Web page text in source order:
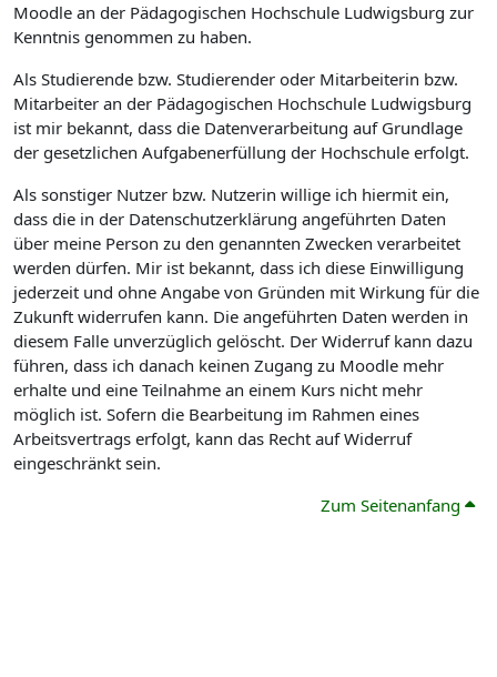
Moodle an der Pädagogischen Hochschule Ludwigsburg zur
Kenntnis genommen zu haben.
Als Studierende bzw. Studierender oder Mitarbeiterin bzw.
Mitarbeiter an der Pädagogischen Hochschule Ludwigsburg
ist mir bekannt, dass die Datenverarbeitung auf Grundlage
der gesetzlichen Aufgabenerfüllung der Hochschule erfolgt.
Als sonstiger Nutzer bzw. Nutzerin willige ich hiermit ein,
dass die in der Datenschutzerklärung angeführten Daten
über meine Person zu den genannten Zwecken verarbeitet
werden dürfen. Mir ist bekannt, dass ich diese Einwilligung
jederzeit und ohne Angabe von Gründen mit Wirkung für die
Zukunft widerrufen kann. Die angeführten Daten werden in
diesem Falle unverzüglich gelöscht. Der Widerruf kann dazu
führen, dass ich danach keinen Zugang zu Moodle mehr
erhalte und eine Teilnahme an einem Kurs nicht mehr
möglich ist. Sofern die Bearbeitung im Rahmen eines
Arbeitsvertrags erfolgt, kann das Recht auf Widerruf
eingeschränkt sein.
Zum Seitenanfang